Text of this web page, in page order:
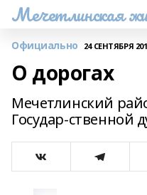
Мечетлинская
Официально 24 СЕНТЯБРЯ
О дорогах
Мечетлинский
Государ-ственной